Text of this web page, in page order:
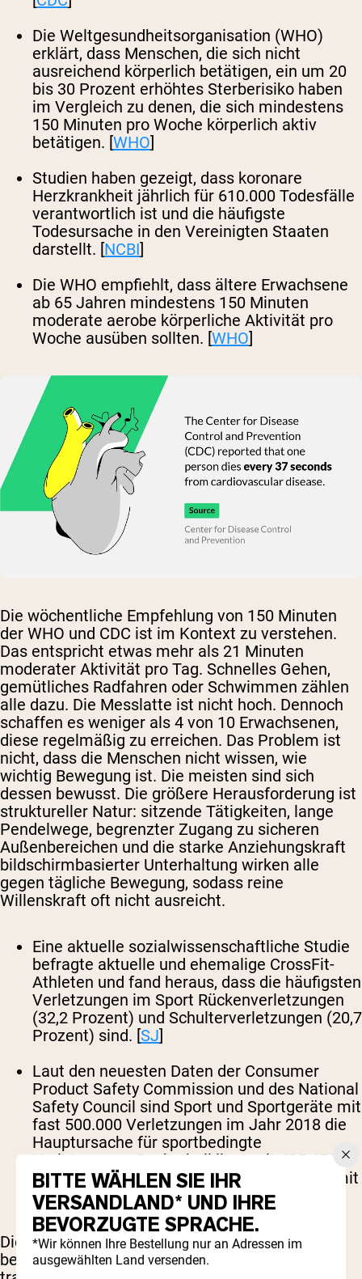
Die Weltgesundheitsorganisation (WHO)
erklärt, dass Menschen, die sich nicht
ausreichend körperlich betätigen, ein um 20
bis 30 Prozent erhöhtes Sterberisiko haben
im Vergleich zu denen, die sich mindestens
150 Minuten pro Woche körperlich aktiv
betätigen. [WHO]
Studien haben gezeigt, dass koronare
Herzkrankheit jährlich für 610.000 Todesfälle
verantwortlich ist und die häufigste
Todesursache in den Vereinigten Staaten
darstellt. [NCBI]
Die WHO empfiehlt, dass ältere Erwachsene
ab 65 Jahren mindestens 150 Minuten
moderate aerobe körperliche Aktivität pro
Woche ausüben sollten. [WHO]
Die wöchentliche Empfehlung von 150 Minuten
der WHO und CDC ist im Kontext zu verstehen.
Das entspricht etwas mehr als 21 Minuten
moderater Aktivität pro Tag. Schnelles Gehen,
gemütliches Radfahren oder Schwimmen zählen
alle dazu. Die Messlatte ist nicht hoch. Dennoch
schaffen es weniger als 4 von 10 Erwachsenen,
diese regelmäßig zu erreichen. Das Problem ist
nicht, dass die Menschen nicht wissen, wie
wichtig Bewegung ist. Die meisten sind sich
dessen bewusst. Die größere Herausforderung ist
struktureller Natur: sitzende Tätigkeiten, lange
Pendelwege, begrenzter Zugang zu sicheren
Außenbereichen und die starke Anziehungskraft
bildschirmbasierter Unterhaltung wirken alle
gegen tägliche Bewegung, sodass reine
Willenskraft oft nicht ausreicht.
Eine aktuelle sozialwissenschaftliche Studie
befragte aktuelle und ehemalige CrossFit-
Athleten und fand heraus, dass die häufigsten
Verletzungen im Sport Rückenverletzungen
(32,2 Prozent) und Schulterverletzungen (20,7
Prozent) sind. [SJ]
Laut den neuesten Daten der Consumer
Product Safety Commission und des National
Safety Council sind Sport und Sportgeräte mit
fast 500.000 Verletzungen im Jahr 2018 die
Hauptursache für sportbedingte
Verletzungen. Basketball liegt mit 435.452
Verletzungen an zweiter Stelle, Fahrräder mit
424.346 an dritter. [NSC]
Die Verletzungsdaten erinnern daran, dass es
beim Sport nicht nur darauf ankommt, ob man
BITTE WÄHLEN SIE IHR
VERSANDLAND* UND IHRE
BEVORZUGTE SPRACHE.
*Wir können Ihre Bestellung nur an Adressen im
ausgewählten Land versenden.